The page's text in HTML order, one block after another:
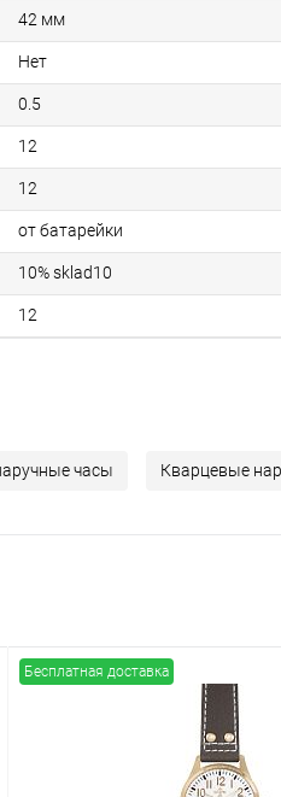
42 мм
Нет
0.5
12
12
от батарейки
10% sklad10
12
часы Кварцевые
Бесплатная доставка